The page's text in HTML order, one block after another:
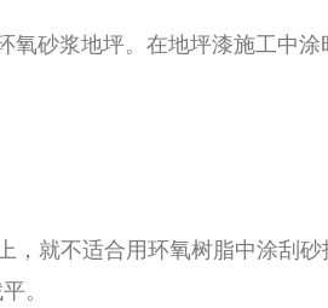
氧砂浆地坪。在地坪漆施工中
，就不适合用环氧树脂中涂刮
。